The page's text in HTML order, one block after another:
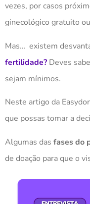
vezes, por casos
ginecológico gratuito
Mas… existem
fertilidade? Deves
sejam mínimos.
Neste artigo da
que possas tomar a
Algumas das fases do
de doação para que o